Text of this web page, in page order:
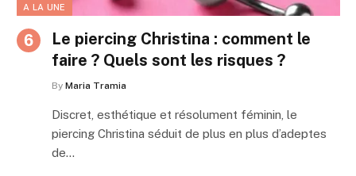
A LA UNE
Le piercing Christina : comment le
faire ? Quels sont les risques ?
By Maria Tramia
Discret, esthétique et résolument féminin, le
piercing Christina séduit de plus en plus d’adeptes
de…